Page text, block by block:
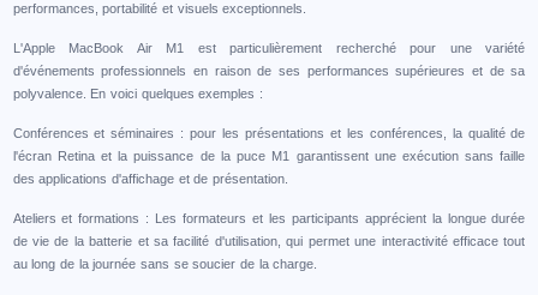
performances, portabilité et visuels exceptionnels.
L'Apple MacBook Air M1 est particulièrement recherché pour une variété
d'événements professionnels en raison de ses performances supérieures et de sa
polyvalence. En voici quelques exemples :
Conférences et séminaires : pour les présentations et les conférences, la qualité de
l'écran Retina et la puissance de la puce M1 garantissent une exécution sans faille
des applications d'affichage et de présentation.
Ateliers et formations : Les formateurs et les participants apprécient la longue durée
de vie de la batterie et sa facilité d'utilisation, qui permet une interactivité efficace tout
au long de la journée sans se soucier de la charge.